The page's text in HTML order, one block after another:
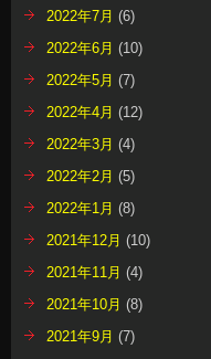
2022年7月 (6)
2022年6月 (10)
2022年5月 (7)
2022年4月 (12)
2022年3月 (4)
2022年2月 (5)
2022年1月 (8)
2021年12月 (10)
2021年11月 (4)
2021年10月 (8)
2021年9月 (7)